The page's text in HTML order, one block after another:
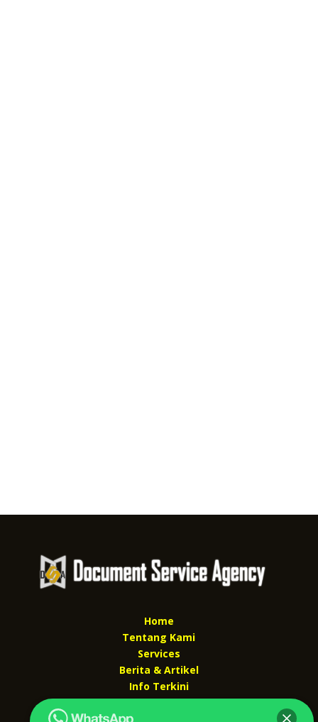
Home
Tentang Kami
Services
Berita & Artikel
Info Terkini
Kontak Kami